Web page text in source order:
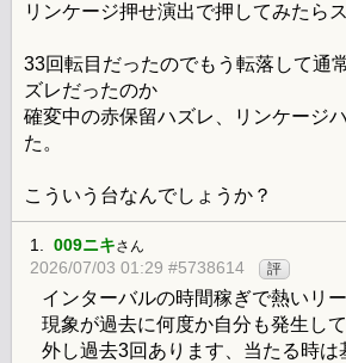
リンケージ押せ演出で押してみたら
33回転目だったのでもう転落して通
ズレだったのか
確変中の赤保留ハズレ、リンケージ
た。
こういう台なんでしょうか？
1. 009ニキさん
2026/07/03 01:29 #5738614 評
インターバルの時間稼ぎで熱いリ
現象が過去に何度か自分も発生し
外し過去3回あります、当たる時は